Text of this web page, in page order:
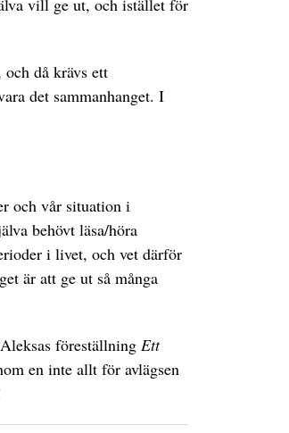
vill ge ut, och istället för
då krävs ett
det sammanhanget. I
och vår situation i
behövt läsa/höra
i livet, och vet därför
är att ge ut så många
föreställning Ett
en inte allt för avlägsen